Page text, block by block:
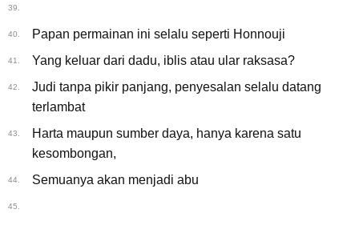
39.
40. Papan permainan ini selalu seperti Honnouji
41. Yang keluar dari dadu, iblis atau ular raksasa?
42.
Judi tanpa pikir panjang, penyesalan selalu datang
terlambat
43.
Harta maupun sumber daya, hanya karena satu
kesombongan,
44. Semuanya akan menjadi abu
45.